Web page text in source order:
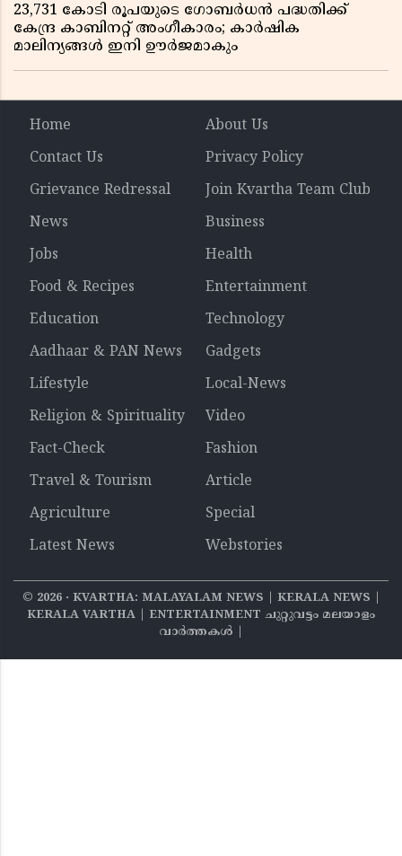
23,731 കോടി രൂപയുടെ ഗോബർധൻ പദ്ധതിക്ക്
കേന്ദ്ര കാബിനറ്റ് അംഗീകാരം; കാർഷിക
മാലിന്യങ്ങൾ ഇനി ഊർജമാകും
Home
About Us
Contact Us
Privacy Policy
Grievance Redressal
Join Kvartha Team Club
News
Business
Jobs
Health
Food & Recipes
Entertainment
Education
Technology
Aadhaar & PAN News
Gadgets
Lifestyle
Local-News
Religion & Spirituality
Video
Fact-Check
Fashion
Travel & Tourism
Article
Agriculture
Special
Latest News
Webstories
© 2026‧ KVARTHA: MALAYALAM NEWS | KERALA NEWS |
KERALA VARTHA | ENTERTAINMENT ചുറ്റുവട്ടം മലയാളം
വാര്‍ത്തകൾ |